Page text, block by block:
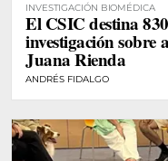
INVESTIGACIÓN BIOMÉDICA
El CSIC destina
investigación sobre
Juana Rienda
ANDRÉS FIDALGO